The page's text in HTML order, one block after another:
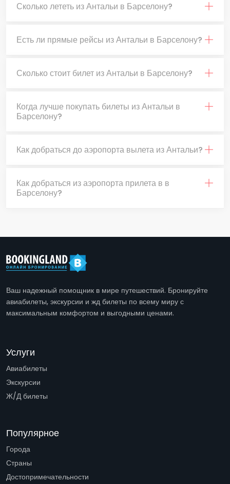
Сколько лететь из Антальи в Барселону?
Есть ли прямые рейсы из Антальи в Барселону?
Сколько стоит билет из Антальи в Барселону?
Когда лучше покупать билеты из Антальи в
Барселону?
Как добраться до аэропорта вылета из Антальи?
Как добраться из аэропорта прилета в в
Барселону?
Ваш надежный помощник в мире путешествий. Бронируйте
авиабилеты, экскурсии и жд билеты по всему миру с
максимальным комфортом и выгодными ценами.
Услуги
Авиабилеты
Экскурсии
Ж/Д билеты
Популярное
Города
Страны
Достопримечательности